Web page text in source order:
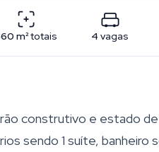
m²totais 4 vagas
construtivo e estado
sendo 1 suíte, banheiro